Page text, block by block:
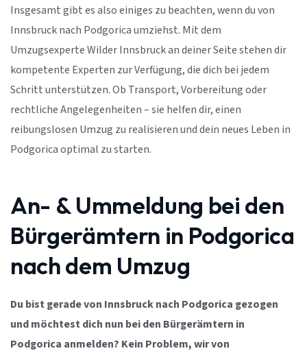
Insgesamt gibt es also einiges zu beachten, wenn du von
Innsbruck nach Podgorica umziehst. Mit dem
Umzugsexperte Wilder Innsbruck an deiner Seite stehen dir
kompetente Experten zur Verfügung, die dich bei jedem
Schritt unterstützen. Ob Transport, Vorbereitung oder
rechtliche Angelegenheiten – sie helfen dir, einen
reibungslosen Umzug zu realisieren und dein neues Leben in
Podgorica optimal zu starten.
An- & Ummeldung bei den
Bürgerämtern in Podgorica
nach dem Umzug
Du bist gerade von Innsbruck nach Podgorica gezogen
und möchtest dich nun bei den Bürgerämtern in
Podgorica anmelden? Kein Problem, wir von